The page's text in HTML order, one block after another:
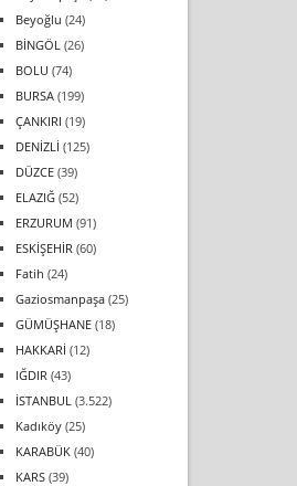
Beyoğlu (24)
BİNGÖL (26)
BOLU (74)
BURSA(199)
ÇANKIRI (19)
DENİZLİ (125)
DÜZCE(39)
ELAZIĞ(52)
ERZURUM (91)
ESKİŞEHİR (60)
Fatih (24)
Gaziosmanpaşa(25)
GÜMÜŞHANE(18)
HAKKARİ (12)
IĞDIR (43)
İSTANBUL (3.522)
Kadıköy(25)
KARABÜK(40)
KARS(39)